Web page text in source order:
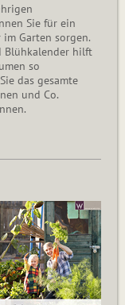
Sie für ein
Garten sorgen.
Blühkalender hilft
so
das gesamte
und Co.